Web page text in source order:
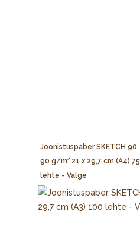
Joonistuspaber SKETCH 90
90 g/m² 21 x 29,7 cm (A4) 75
lehte - Valge